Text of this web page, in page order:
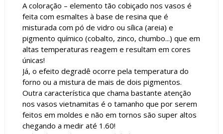
A coloração – elemento tão cobiçado nos vasos é
feita com esmaltes à base de resina que é
misturada com pó de vidro ou sílica (areia) e
pigmento químico (cobalto, zinco, chumbo...) que em
altas temperaturas reagem e resultam em cores
únicas!
Já, o efeito degradê ocorre pela temperatura do
forno ou a mistura de mais de dois pigmentos.
Outra característica que chama bastante atenção
nos vasos vietnamitas é o tamanho que por serem
feitos em moldes e não em tornos são super altos
chegando a medir até 1.60!